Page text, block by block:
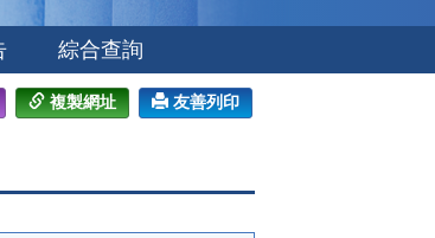
綜合查詢
複製網址 友善列印